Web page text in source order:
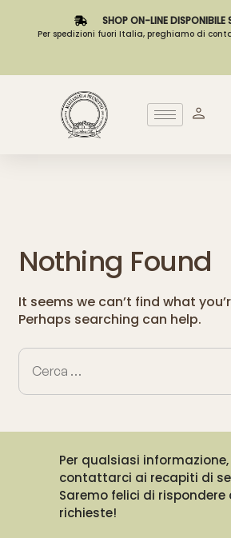
SHOP ON-LINE DISPONIBILE
Per spedizioni fuori Italia, preghiamo di
Nothing Found
It seems we can’t find what
Perhaps searching can help.
Per qualsiasi
contattarci ai recapiti di
Saremo felici di rispondere
richieste!